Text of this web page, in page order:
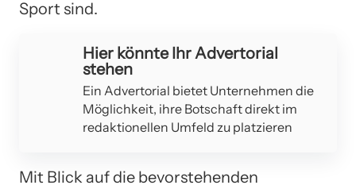
Sport sind.
Hier könnte Ihr Advertorial
stehen
Ein Advertorial bietet Unternehmen die
Möglichkeit, ihre Botschaft direkt im
redaktionellen Umfeld zu platzieren
Mit Blick auf die bevorstehenden